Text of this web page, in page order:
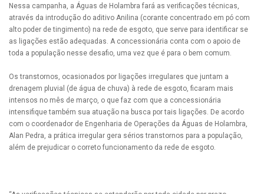
Nessa campanha, a Águas de Holambra fará as verificações técnicas,
através da introdução do aditivo Anilina (corante concentrado em pó com
alto poder de tingimento) na rede de esgoto, que serve para identificar se
as ligações estão adequadas. A concessionária conta com o apoio de
toda a população nesse desafio, uma vez que é para o bem comum.
Os transtornos, ocasionados por ligações irregulares que juntam a
drenagem pluvial (de água de chuva) à rede de esgoto, ficaram mais
intensos no mês de março, o que faz com que a concessionária
intensifique também sua atuação na busca por tais ligações. De acordo
com o coordenador de Engenharia de Operações da Águas de Holambra,
Alan Pedra, a prática irregular gera sérios transtornos para a população,
além de prejudicar o correto funcionamento da rede de esgoto.